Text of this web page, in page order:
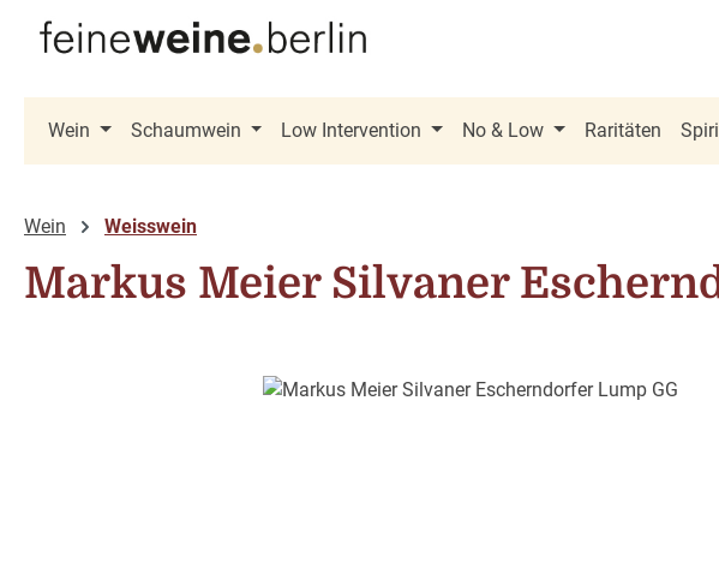
Hauptinhalt springen
Zur Suche springen
Zur Hauptnavigation springen
Wein Schaumwein Low Intervention No & Low Raritäten
Wein Weisswein
Markus Meier Silvaner